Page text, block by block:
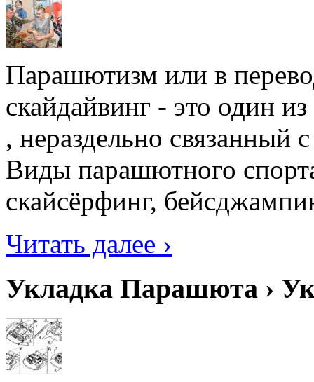
Парашютизм или в
скайдайвинг - это один
, нераздельно
Виды парашютного
скайсёрфинг,
Читать далее ›
Укладка Парашюта ›